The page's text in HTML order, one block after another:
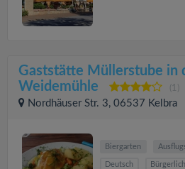
Gaststätte Müllerstube in
Weidemühle
(1)
Nordhäuser Str. 3, 06537 Kelbra
Biergarten
Deutsch Bürgerlich